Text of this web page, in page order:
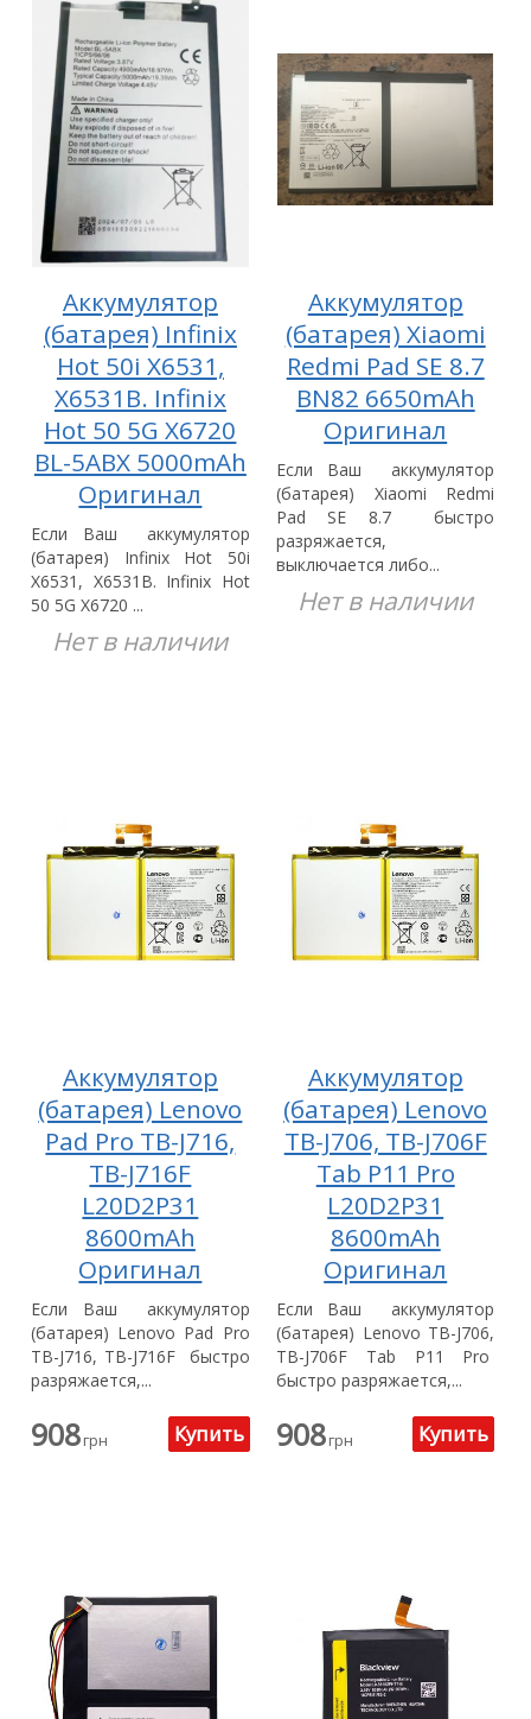
Аккумулятор
(батарея) Infinix
Hot 50i X6531,
X6531B. Infinix
Hot 50 5G X6720
BL-5ABX 5000mAh
Оригинал
Если Ваш аккумулятор
(батарея) Infinix Hot 50i
X6531, X6531B. Infinix Hot
50 5G X6720 ...
Нет в наличии
Аккумулятор
(батарея) Xiaomi
Redmi Pad SE 8.7
BN82 6650mAh
Оригинал
Если Ваш аккумулятор
(батарея) Xiaomi Redmi
Pad SE 8.7 быстро
разряжается,
выключается либо...
Нет в наличии
Аккумулятор
(батарея) Lenovo
Pad Pro TB-J716,
TB-J716F
L20D2P31
8600mAh
Оригинал
Если Ваш аккумулятор
(батарея) Lenovo Pad Pro
TB-J716, TB-J716F быстро
разряжается,...
908грн
Аккумулятор
(батарея) Lenovo
TB-J706, TB-J706F
Tab P11 Pro
L20D2P31
8600mAh
Оригинал
Если Ваш аккумулятор
(батарея) Lenovo TB-J706,
TB-J706F Tab P11 Pro
быстро разряжается,...
908грн